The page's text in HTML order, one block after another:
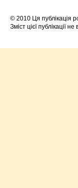
© 2010 Ця публікація
Зміст цієї публікації